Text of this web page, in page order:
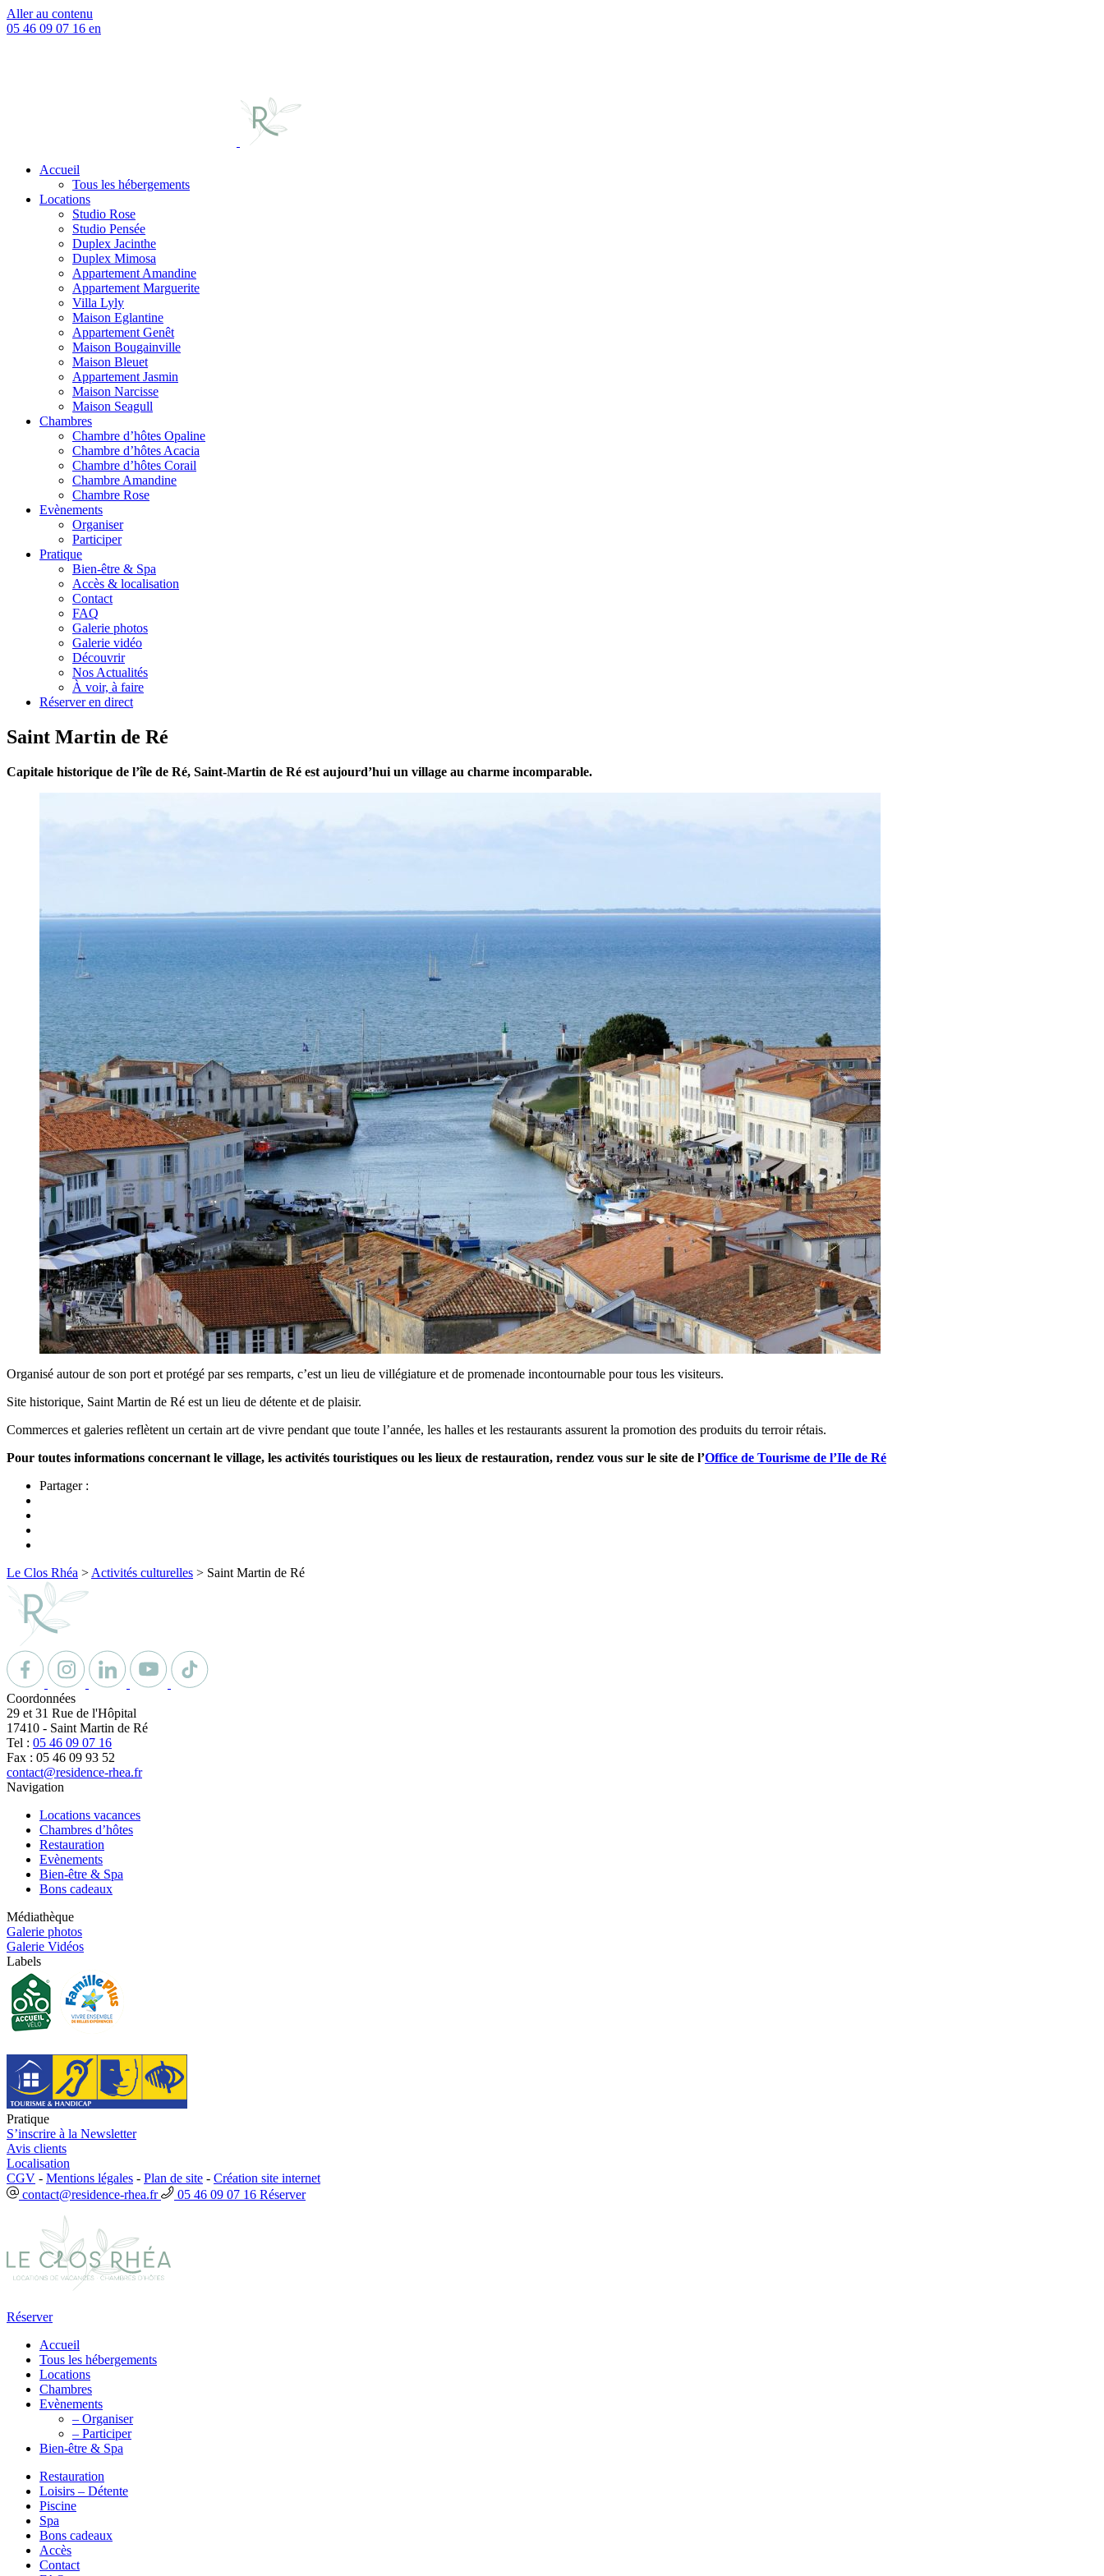
Aller au contenu
05 46 09 07 16 en
Accueil
Tous les hébergements
Locations
Studio Rose
Studio Pensée
Duplex Jacinthe
Duplex Mimosa
Appartement Amandine
Appartement Marguerite
Villa Lyly
Maison Eglantine
Appartement Genêt
Maison Bougainville
Maison Bleuet
Appartement Jasmin
Maison Narcisse
Maison Seagull
Chambres
Chambre d’hôtes Opaline
Chambre d’hôtes Acacia
Chambre d’hôtes Corail
Chambre Amandine
Chambre Rose
Evènements
Organiser
Participer
Pratique
Bien-être & Spa
Accès & localisation
Contact
FAQ
Galerie photos
Galerie vidéo
Découvrir
Nos Actualités
À voir, à faire
Réserver en direct
Saint Martin de Ré
Capitale historique de l’île de Ré, Saint-Martin de Ré est aujourd’hui un village au charme incomparable.
Organisé autour de son port et protégé par ses remparts, c’est un lieu de villégiature et de promenade incontournable pour tous les visiteurs.
Site historique, Saint Martin de Ré est un lieu de détente et de plaisir.
Commerces et galeries reflètent un certain art de vivre pendant que toute l’année, les halles et les restaurants assurent la promotion des produits du terroir rétais.
Pour toutes informations concernant le village, les activités touristiques ou les lieux de restauration, rendez vous sur le site de l’Office de Tourisme de l’Ile de Ré
Partager :
Le Clos Rhéa > Activités culturelles > Saint Martin de Ré
Coordonnées
29 et 31 Rue de l'Hôpital
17410 - Saint Martin de Ré
Tel : 05 46 09 07 16
Fax : 05 46 09 93 52
contact@residence-rhea.fr
Navigation
Locations vacances
Chambres d’hôtes
Restauration
Evènements
Bien-être & Spa
Bons cadeaux
Médiathèque
Galerie photos
Galerie Vidéos
Labels
Pratique
S’inscrire à la Newsletter
Avis clients
Localisation
CGV - Mentions légales - Plan de site - Création site internet
contact@residence-rhea.fr
05 46 09 07 16 Réserver
Réserver
Accueil
Tous les hébergements
Locations
Chambres
Evènements
– Organiser
– Participer
Bien-être & Spa
Restauration
Loisirs – Détente
Piscine
Spa
Bons cadeaux
Accès
Contact